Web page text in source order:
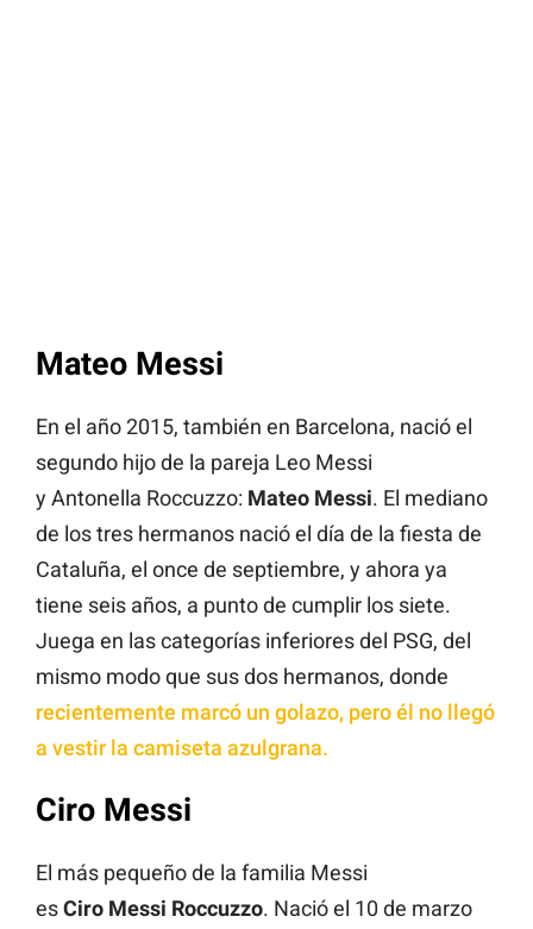
Mateo Messi
En el año 2015, también en Barcelona, nació el
segundo hijo de la pareja Leo Messi
y Antonella Roccuzzo: Mateo Messi. El mediano
de los tres hermanos nació el día de la fiesta de
Cataluña, el once de septiembre, y ahora ya
tiene seis años, a punto de cumplir los siete.
Juega en las categorías inferiores del PSG, del
mismo modo que sus dos hermanos, donde
recientemente marcó un golazo, pero él no llegó
a vestir la camiseta azulgrana.
Ciro Messi
El más pequeño de la familia Messi
esCiro Messi Roccuzzo. Nació el 10 de marzo